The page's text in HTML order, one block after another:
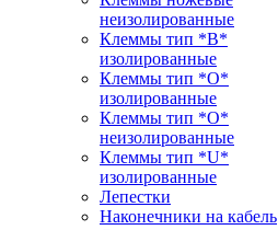
неизолированные
Клеммы тип *B*
изолированные
Клеммы тип *O*
изолированные
Клеммы тип *O*
неизолированные
Клеммы тип *U*
изолированные
Лепестки
Наконечники на кабель